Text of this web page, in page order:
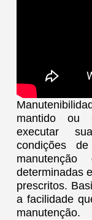
mantido ou
executar
condições
determinadas
prescritos.
a facilidade
manutenção.